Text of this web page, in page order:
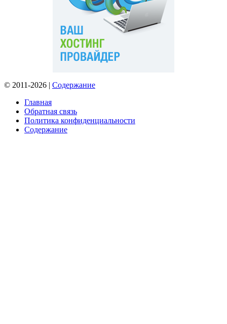
© 2011-2026 | Содержание
Главная
Обратная связь
Политика конфиденциальности
Содержание